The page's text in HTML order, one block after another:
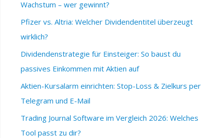
Wachstum – wer gewinnt?
Pfizer vs. Altria: Welcher Dividendentitel überzeugt
wirklich?
Dividendenstrategie für Einsteiger: So baust du
passives Einkommen mit Aktien auf
Aktien-Kursalarm einrichten: Stop-Loss & Zielkurs per
Telegram und E-Mail
Trading Journal Software im Vergleich 2026: Welches
Tool passt zu dir?